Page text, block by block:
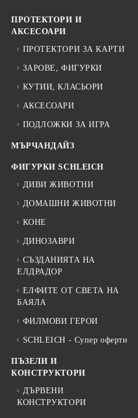
ПРОТЕКТОРИ И
АКСЕСОАРИ
ПРОТЕКТОРИ ЗА КАРТИ
ЗАРОВЕ, ФИГУРКИ
КУТИИ, КЛАСЬОРИ
АКСЕСОАРИ
ПОДЛОЖКИ ЗА ИГРА
МЪРЧАНДАЙЗ
ФИГУРКИ SCHLEICH
ДИВИ ЖИВОТНИ
ДОМАШНИ ЖИВОТНИ
КОНЕ
ДИНОЗАВРИ
СЪЗДАНИЯТА НА
ЕЛДРАДОР
ЕЛФИТЕ ОТ СВЕТА НА
БАЯЛА
ФИЛМОВИ ГЕРОИ
SCHLEICH - Супер оферти
ПЪЗЕЛИ И
КОНСТРУКТОРИ
ДЪРВЕНИ
КОНСТРУКТОРИ